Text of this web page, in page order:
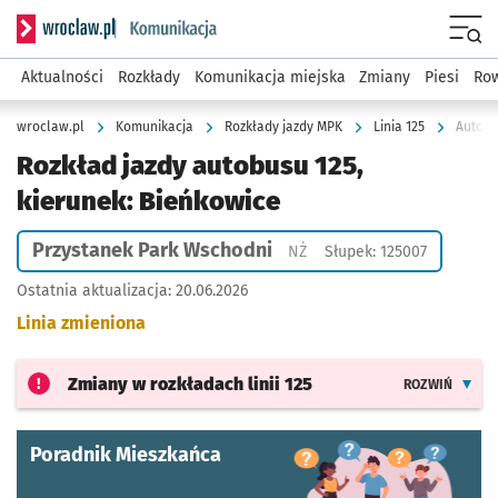
Serwis informacyjny wroclaw.pl podserwis: Komunikacja
Aktualności Rozkłady Komunikacja miejska Zmiany Piesi
wroclaw.pl Komunikacja Rozkłady jazdy MPK Linia 125
Rozkład jazdy autobusu 125,
kierunek: Bieńkowice
Przystanek Park Wschodni NŻPrzystanek na życzenie
Słupek: 125007
Ostatnia aktualizacja: 20.06.2026
Linia zmieniona
Zmiany w rozkładach linii 125 ROZWIŃ
Poradnik Mieszkańca